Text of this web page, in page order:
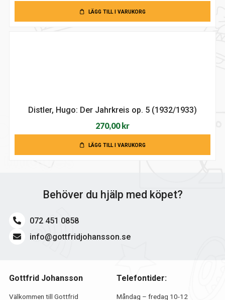
LÄGG TILL I VARUKORG
Distler, Hugo: Der Jahrkreis op. 5 (1932/1933)
270,00 kr
LÄGG TILL I VARUKORG
Behöver du hjälp med köpet?
072 451 0858
info@gottfridjohansson.se
Gottfrid Johansson
Välkommen till Gottfrid
Telefontider:
Måndag – fredag 10-12